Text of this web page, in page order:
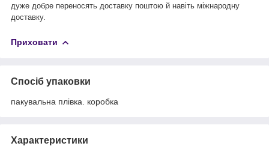
дуже добре переносять доставку поштою й навіть міжнародну
доставку.
Приховати
Спосіб упаковки
пакувальна плівка. коробка
Характеристики